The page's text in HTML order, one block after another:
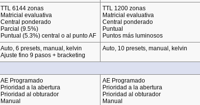
TTL 6144 zonas
Matricial evaluativa
Central ponderado
Parcial (9.5%)
Puntual (5.3%) central o al punto AF
TTL 1200 zonas
Matricial evaluativa
Central ponderado
Puntual
Puntos más luminosos
Auto, 6 presets, manual, kelvin
Ajuste fino 9 pasos + bracketing
Auto, 10 presets, manual, kelvin
AE Programado
Prioridad a la abertura
Prioridad al obturador
Manual
AE Programado
Prioridad a la abertura
Prioridad al obturador
Manual